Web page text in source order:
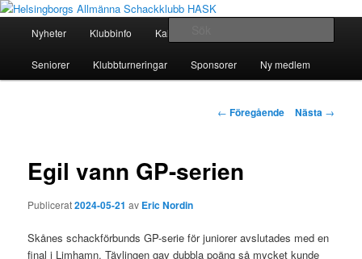
Hoppa
innehållHelsingborgs Allmänna
En schackklubb för alla!
Nyheter Klubbinfo Kalender
Seniorer Klubbturneringar Sponsorer Ny medlem
Inläggsnavigering
← Föregående Nästa →
Egil vann GP-serien
Publicerat2024-05-21 av Eric Nordin
Skånes schackförbunds GP-serie för juniorer avslutades med en
final i Limhamn. Tävlingen gav dubbla poäng så mycket kunde